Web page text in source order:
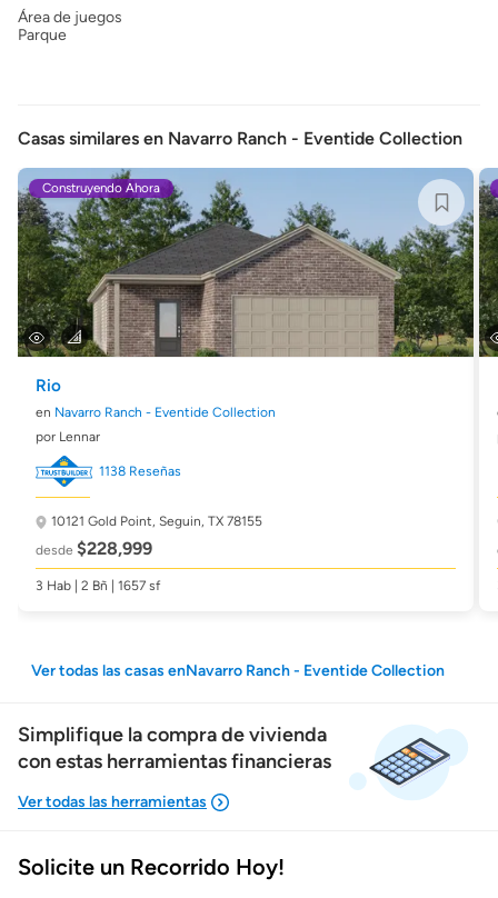
Área de juegos
Parque
Casas similares en Navarro Ranch - Eventide Collection
Construyendo Ahora
Rio
en Navarro Ranch - Eventide Collection
por Lennar
1138 Reseñas
10121 Gold Point, Seguin, TX 78155
desde $228,999
3 Hab | 2 Bñ | 1657 sf
Ver todas las casas enNavarro Ranch - Eventide Collection
Simplifique la compra de vivienda
con estas herramientas financieras
Mostrarme lo que puedo pagar
Solicite un Recorrido Hoy!